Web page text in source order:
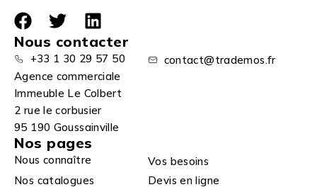
Nous contacter
+33 1 30 29 57 50
contact@trademos.fr
Agence commerciale
Immeuble Le Colbert
2 rue le corbusier
95 190 Goussainville
Nos pages
Nous connaître
Vos besoins
Nos catalogues
Devis en ligne